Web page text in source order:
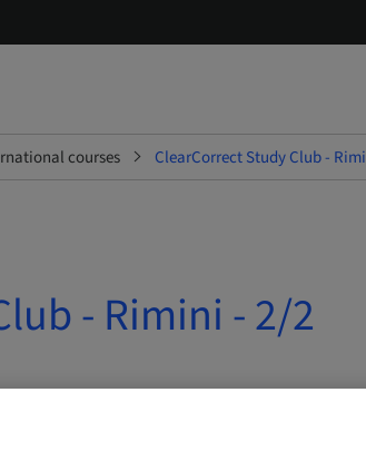
courses ClearCorrect Study Club -
- Rimini - 2/2